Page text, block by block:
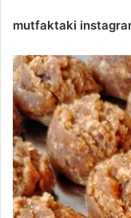
mutfaktaki